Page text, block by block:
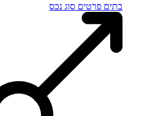
בתים פרטים סוג נכס